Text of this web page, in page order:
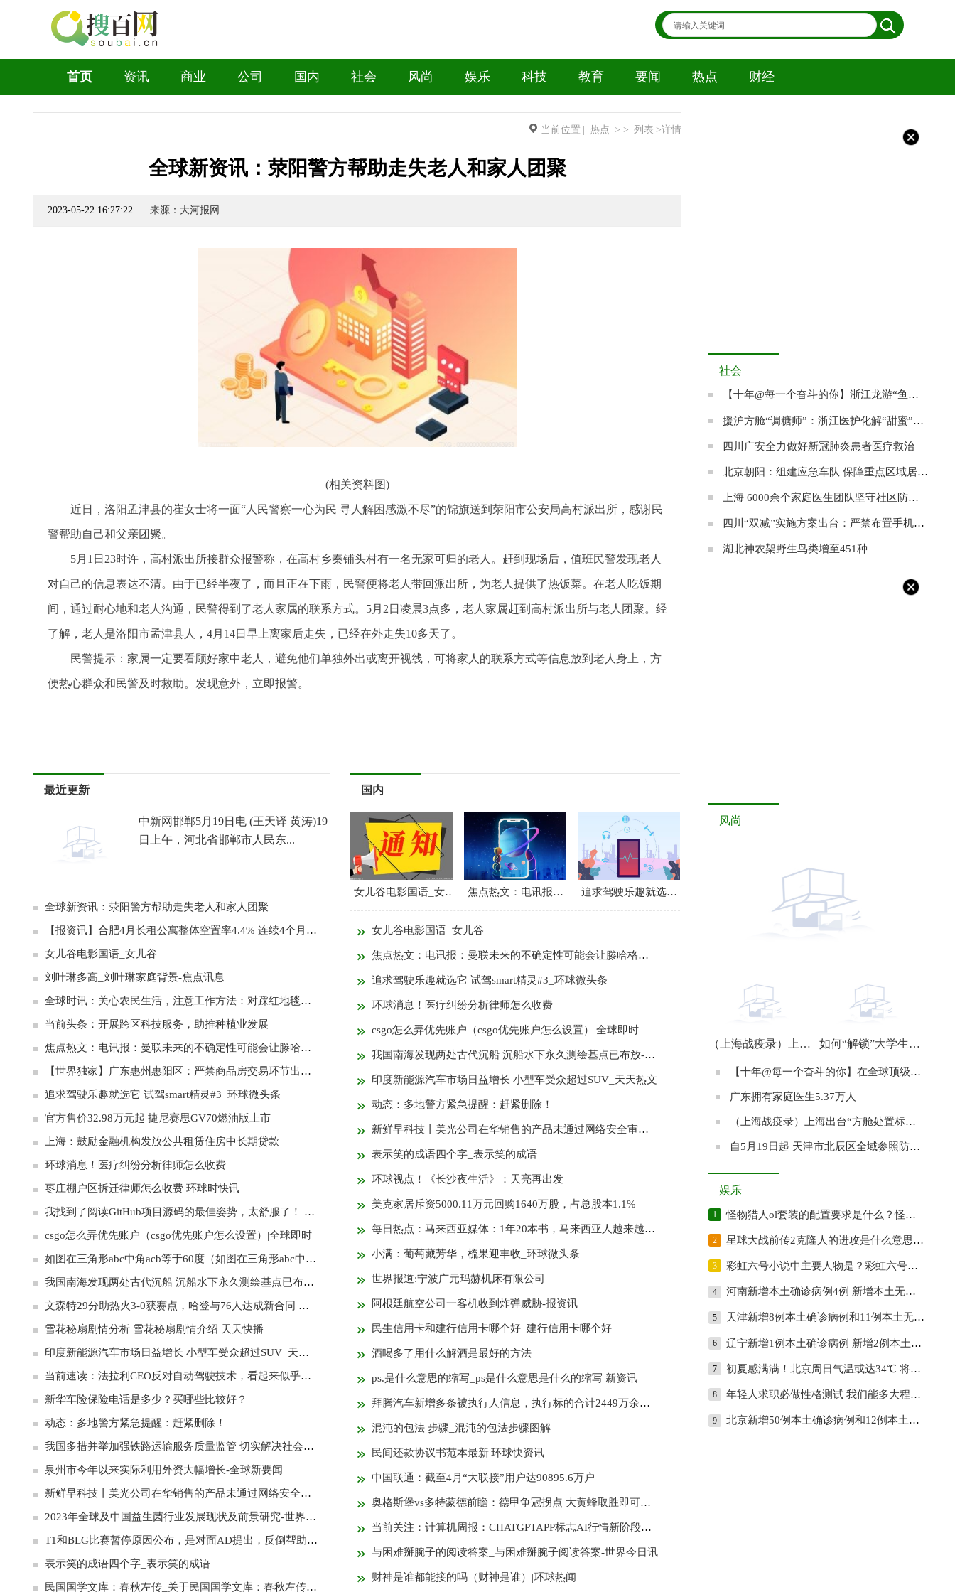
首页 资讯 商业 公司 国内 社会 风尚 娱乐 科技 教育 要闻 热点 财经
当前位置 | 热点 > > 列表 >详情
全球新资讯：荥阳警方帮助走失老人和家人团聚
2023-05-22 16:27:22 来源：大河报网
(相关资料图)
近日，洛阳孟津县的崔女士将一面“人民警察一心为民 寻人解困感激不尽”的锦旗送到荥阳市公安局高村派出所，感谢民
警帮助自己和父亲团聚。
5月1日23时许，高村派出所接群众报警称，在高村乡秦铺头村有一名无家可归的老人。赶到现场后，值班民警发现老人
对自己的信息表达不清。由于已经半夜了，而且正在下雨，民警便将老人带回派出所，为老人提供了热饭菜。在老人吃饭期
间，通过耐心地和老人沟通，民警得到了老人家属的联系方式。5月2日凌晨3点多，老人家属赶到高村派出所与老人团聚。经
了解，老人是洛阳市孟津县人，4月14日早上离家后走失，已经在外走失10多天了。
民警提示：家属一定要看顾好家中老人，避免他们单独外出或离开视线，可将家人的联系方式等信息放到老人身上，方
便热心群众和民警及时救助。发现意外，立即报警。
最近更新
中新网邯郸5月19日电 (王天译 黄涛)19
日上午，河北省邯郸市人民东...
全球新资讯：荥阳警方帮助走失老人和家人团聚
【报资讯】合肥4月长租公寓整体空置率4.4% 连续4个月下跌
女儿谷电影国语_女儿谷
刘叶琳多高_刘叶琳家庭背景-焦点讯息
全球时讯：关心农民生活，注意工作方法：对踩红地毯观摩麦田的批判
当前头条：开展跨区科技服务，助推种植业发展
焦点热文：电讯报：曼联未来的不确定性可能会让滕哈格被皇马挖走
【世界独家】广东惠州惠阳区：严禁商品房交易环节出现首付贷、返首付、零首付
追求驾驶乐趣就选它 试驾smart精灵#3_环球微头条
官方售价32.98万元起 捷尼赛思GV70燃油版上市
上海：鼓励金融机构发放公共租赁住房中长期贷款
环球消息！医疗纠纷分析律师怎么收费
枣庄棚户区拆迁律师怎么收费 环球时快讯
我找到了阅读GitHub项目源码的最佳姿势，太舒服了！ 世界新消息
csgo怎么弄优先账户（csgo优先账户怎么设置）|全球即时
如图在三角形abc中角acb等于60度（如图在三角形abc中角acb等于90度）
我国南海发现两处古代沉船 沉船水下永久测绘基点已布放-天天消息
文森特29分助热火3-0获赛点，哈登与76人达成新合同 有望签下4年2.1亿
雪花秘扇剧情分析 雪花秘扇剧情介绍 天天快播
印度新能源汽车市场日益增长 小型车受众超过SUV_天天热文
当前速读：法拉利CEO反对自动驾驶技术，看起来似乎合理
新华车险保险电话是多少？买哪些比较好？
动态：多地警方紧急提醒：赶紧删除！
我国多措并举加强铁路运输服务质量监管 切实解决社会关注问题|环球头条
泉州市今年以来实际利用外资大幅增长-全球新要闻
新鲜早科技丨美光公司在华销售的产品未通过网络安全审查；Meta回应Instagram宕机；美团全新外卖平台KeeTa香港开送
2023年全球及中国益生菌行业发展现状及前景研究-世界微动态
T1和BLG比赛暂停原因公布，是对面AD提出，反倒帮助了BLG
表示笑的成语四个字_表示笑的成语
民国国学文库：春秋左传_关于民国国学文库：春秋左传简述
国内
女儿谷电影国语_女儿谷 焦点热文：电讯报：曼联未来的不确定性可能会让滕哈格被皇马挖走 追求驾驶乐趣就选它 试驾smart精灵#3_环球微头条
女儿谷电影国语_女儿谷
焦点热文：电讯报：曼联未来的不确定性可能会让滕哈格被皇马挖走
追求驾驶乐趣就选它 试驾smart精灵#3_环球微头条
环球消息！医疗纠纷分析律师怎么收费
csgo怎么弄优先账户（csgo优先账户怎么设置）|全球即时
我国南海发现两处古代沉船 沉船水下永久测绘基点已布放-天天消息
印度新能源汽车市场日益增长 小型车受众超过SUV_天天热文
动态：多地警方紧急提醒：赶紧删除！
新鲜早科技丨美光公司在华销售的产品未通过网络安全审查；Meta回应Instagram宕机；美团全新外卖平台KeeTa香港开送
表示笑的成语四个字_表示笑的成语
环球视点！《长沙夜生活》：天亮再出发
美克家居斥资5000.11万元回购1640万股，占总股本1.1%
每日热点：马来西亚媒体：1年20本书，马来西亚人越来越爱阅读
小满：葡萄藏芳华，梳果迎丰收_环球微头条
世界报道:宁波广元玛赫机床有限公司
阿根廷航空公司一客机收到炸弹威胁-报资讯
民生信用卡和建行信用卡哪个好_建行信用卡哪个好
酒喝多了用什么解酒是最好的方法
ps.是什么意思的缩写_ps是什么意思是什么的缩写 新资讯
拜腾汽车新增多条被执行人信息，执行标的合计2449万余元_全球头条
混沌的包法 步骤_混沌的包法步骤图解
民间还款协议书范本最新|环球快资讯
中国联通：截至4月“大联接”用户达90895.6万户
奥格斯堡vs多特蒙德前瞻：德甲争冠拐点 大黄蜂取胜即可锁定先机
当前关注：计算机周报：CHATGPTAPP标志AI行情新阶段：从云到端拐点
与困难掰腕子的阅读答案_与困难掰腕子阅读答案-世界今日讯
财神是谁都能接的吗（财神是谁）|环球热闻
社会
【十年@每一个奋斗的你】浙江龙游“鱼王”张双其：愿为农村养出一条“共富鱼”
援沪方舱“调糖师”：浙江医护化解“甜蜜”的烦恼
四川广安全力做好新冠肺炎患者医疗救治
北京朝阳：组建应急车队 保障重点区域居民就医
上海 6000余个家庭医生团队坚守社区防控阵地
四川“双减”实施方案出台：严禁布置手机打卡作业
湖北神农架野生鸟类增至451种
风尚
（上海战疫录）上海共享单车运力回暖 公共交通有望从22日起逐步恢复 如何“解锁”大学生进工厂？
【十年@每一个奋斗的你】在全球顶级精算比赛夺冠的南开姑娘：始终满怀期待地前行
广东拥有家庭医生5.37万人
（上海战疫录）上海出台“方舱处置标准” 努力实现循环利用、资源再生、安全处置
自5月19日起 天津市北辰区全域参照防范区管理
娱乐
1 怪物猎人ol套装的配置要求是什么？怪物猎人的原名是什么？
2 星球大战前传2克隆人的进攻是什么意思？星球大战前传2的故事梗概是?
3 彩虹六号小说中主要人物是？彩虹六号游戏故事题材改编自小说吗？
4 河南新增本土确诊病例4例 新增本土无症状感染者24例
5 天津新增8例本土确诊病例和11例本土无症状感染者
6 辽宁新增1例本土确诊病例 新增2例本土无症状感染者
7 初夏感满满！北京周日气温或达34℃ 将创今年来新高
8 年轻人求职必做性格测试 我们能多大程度相信MBTI？
9 北京新增50例本土确诊病例和12例本土无症状感染者